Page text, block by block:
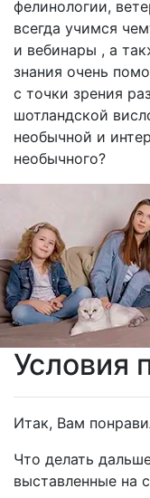
фелинологии,
всегда учимся
и вебинары , а
знания очень
с точки зрения
шотландской
необычной и
необычного?
Условия
Итак, Вам
Что делать
выставленные на